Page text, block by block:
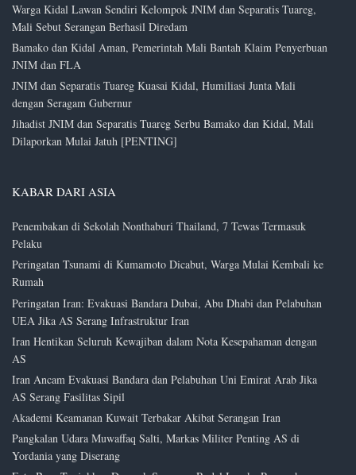
Warga Kidal Lawan Sendiri Kelompok JNIM dan Separatis Tuareg,
Mali Sebut Serangan Berhasil Diredam
Bamako dan Kidal Aman, Pemerintah Mali Bantah Klaim Penyerbuan
JNIM dan FLA
JNIM dan Separatis Tuareg Kuasai Kidal, Humiliasi Junta Mali
dengan Seragam Gubernur
Jihadist JNIM dan Separatis Tuareg Serbu Bamako dan Kidal, Mali
Dilaporkan Mulai Jatuh [PENTING]
KABAR DARI ASIA
Penembakan di Sekolah Nonthaburi Thailand, 7 Tewas Termasuk
Pelaku
Peringatan Tsunami di Kumamoto Dicabut, Warga Mulai Kembali ke
Rumah
Peringatan Iran: Evakuasi Bandara Dubai, Abu Dhabi dan Pelabuhan
UEA Jika AS Serang Infrastruktur Iran
Iran Hentikan Seluruh Kewajiban dalam Nota Kesepahaman dengan
AS
Iran Ancam Evakuasi Bandara dan Pelabuhan Uni Emirat Arab Jika
AS Serang Fasilitas Sipil
Akademi Keamanan Kuwait Terbakar Akibat Serangan Iran
Pangkalan Udara Muwaffaq Salti, Markas Militer Penting AS di
Yordania yang Diserang